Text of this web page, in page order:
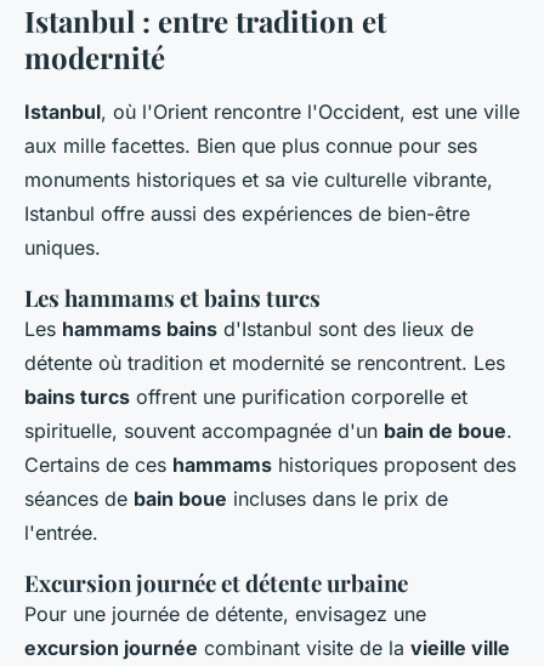
Istanbul : entre tradition et
modernité
Istanbul, où l'Orient rencontre l'Occident, est une ville
aux mille facettes. Bien que plus connue pour ses
monuments historiques et sa vie culturelle vibrante,
Istanbul offre aussi des expériences de bien-être
uniques.
Les hammams et bains turcs
Les hammams bains d'Istanbul sont des lieux de
détente où tradition et modernité se rencontrent. Les
bains turcs offrent une purification corporelle et
spirituelle, souvent accompagnée d'un bain de boue.
Certains de ces hammams historiques proposent des
séances de bain boue incluses dans le prix de
l'entrée.
Excursion journée et détente urbaine
Pour une journée de détente, envisagez une
excursion journée combinant visite de la vieille ville